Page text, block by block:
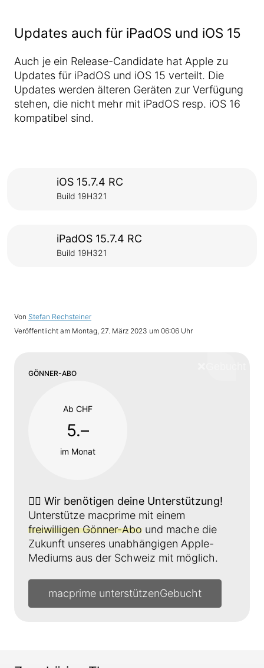
Updates auch für iPadOS und iOS 15
Auch je ein Release-Candidate hat Apple zu
Updates für iPadOS und iOS 15 verteilt. Die
Updates werden älteren Geräten zur Verfügung
stehen, die nicht mehr mit iPadOS resp. iOS 16
kompatibel sind.
iOS 15.7.4 RC
Build 19H321
iPadOS 15.7.4 RC
Build 19H321
Von Stefan Rechsteiner
Veröffentlicht am Montag, 27. März 2023 um 06:06 Uhr
GÖNNER-ABO
Ab CHF
5.–
im Monat
👉🏼 Wir benötigen deine Unterstützung!
Unterstütze macprime mit einem
freiwilligen Gönner-Abo und mache die
Zukunft unseres unabhängigen Apple-
Mediums aus der Schweiz mit möglich.
macprime unterstützen